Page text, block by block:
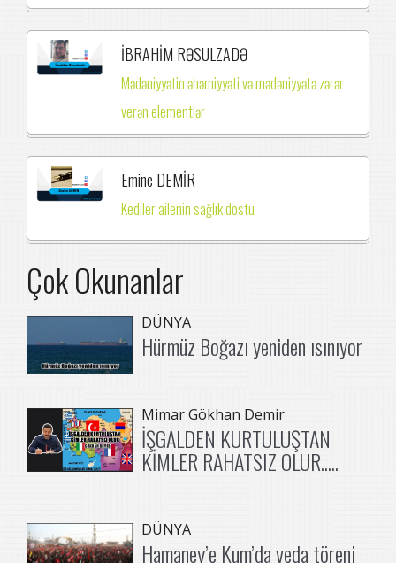
İBRAHİM RƏSULZADƏ
Mədəniyyətin əhəmiyyəti və mədəniyyətə zərər
verən elementlər
Emine DEMİR
Kediler ailenin sağlık dostu
Çok Okunanlar
DÜNYA
Hürmüz Boğazı yeniden ısınıyor
Mimar Gökhan Demir
İŞGALDEN KURTULUŞTAN
KİMLER RAHATSIZ OLUR.....
DÜNYA
Hamaney’e Kum’da veda töreni